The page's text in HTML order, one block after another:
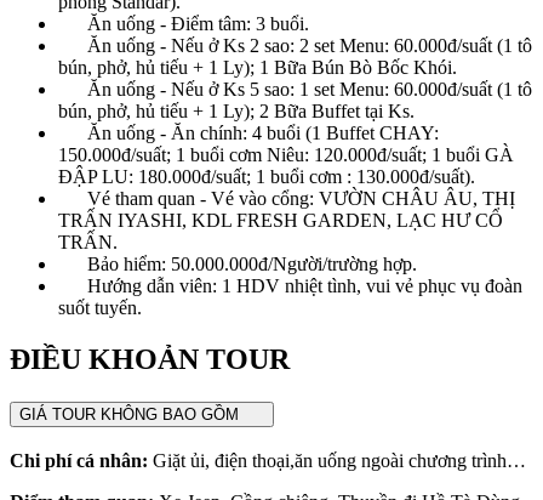
Ăn uống - Điểm tâm: 3 buổi.
Ăn uống - Nếu ở Ks 2 sao: 2 set Menu: 60.000đ/suất (1 tô
bún, phở, hủ tiếu + 1 Ly); 1 Bữa Bún Bò Bốc Khói.
Ăn uống - Nếu ở Ks 5 sao: 1 set Menu: 60.000đ/suất (1 tô
bún, phở, hủ tiếu + 1 Ly); 2 Bữa Buffet tại Ks.
Ăn uống - Ăn chính: 4 buổi (1 Buffet CHAY:
150.000đ/suất; 1 buổi cơm Niêu: 120.000đ/suất; 1 buổi GÀ
ĐẬP LU: 180.000đ/suất; 1 buổi cơm : 130.000đ/suất).
Vé tham quan - Vé vào cổng: VƯỜN CHÂU ÂU, THỊ
TRẤN IYASHI, KDL FRESH GARDEN, LẠC HƯ CỔ
TRẤN.
Bảo hiểm: 50.000.000đ/Người/trường hợp.
Hướng dẫn viên: 1 HDV nhiệt tình, vui vẻ phục vụ đoàn
suốt tuyến.
ĐIỀU KHOẢN TOUR
GIÁ TOUR KHÔNG BAO GỒM
Chi phí cá nhân: Giặt ủi, điện thoại,ăn uống ngoài chương trình…